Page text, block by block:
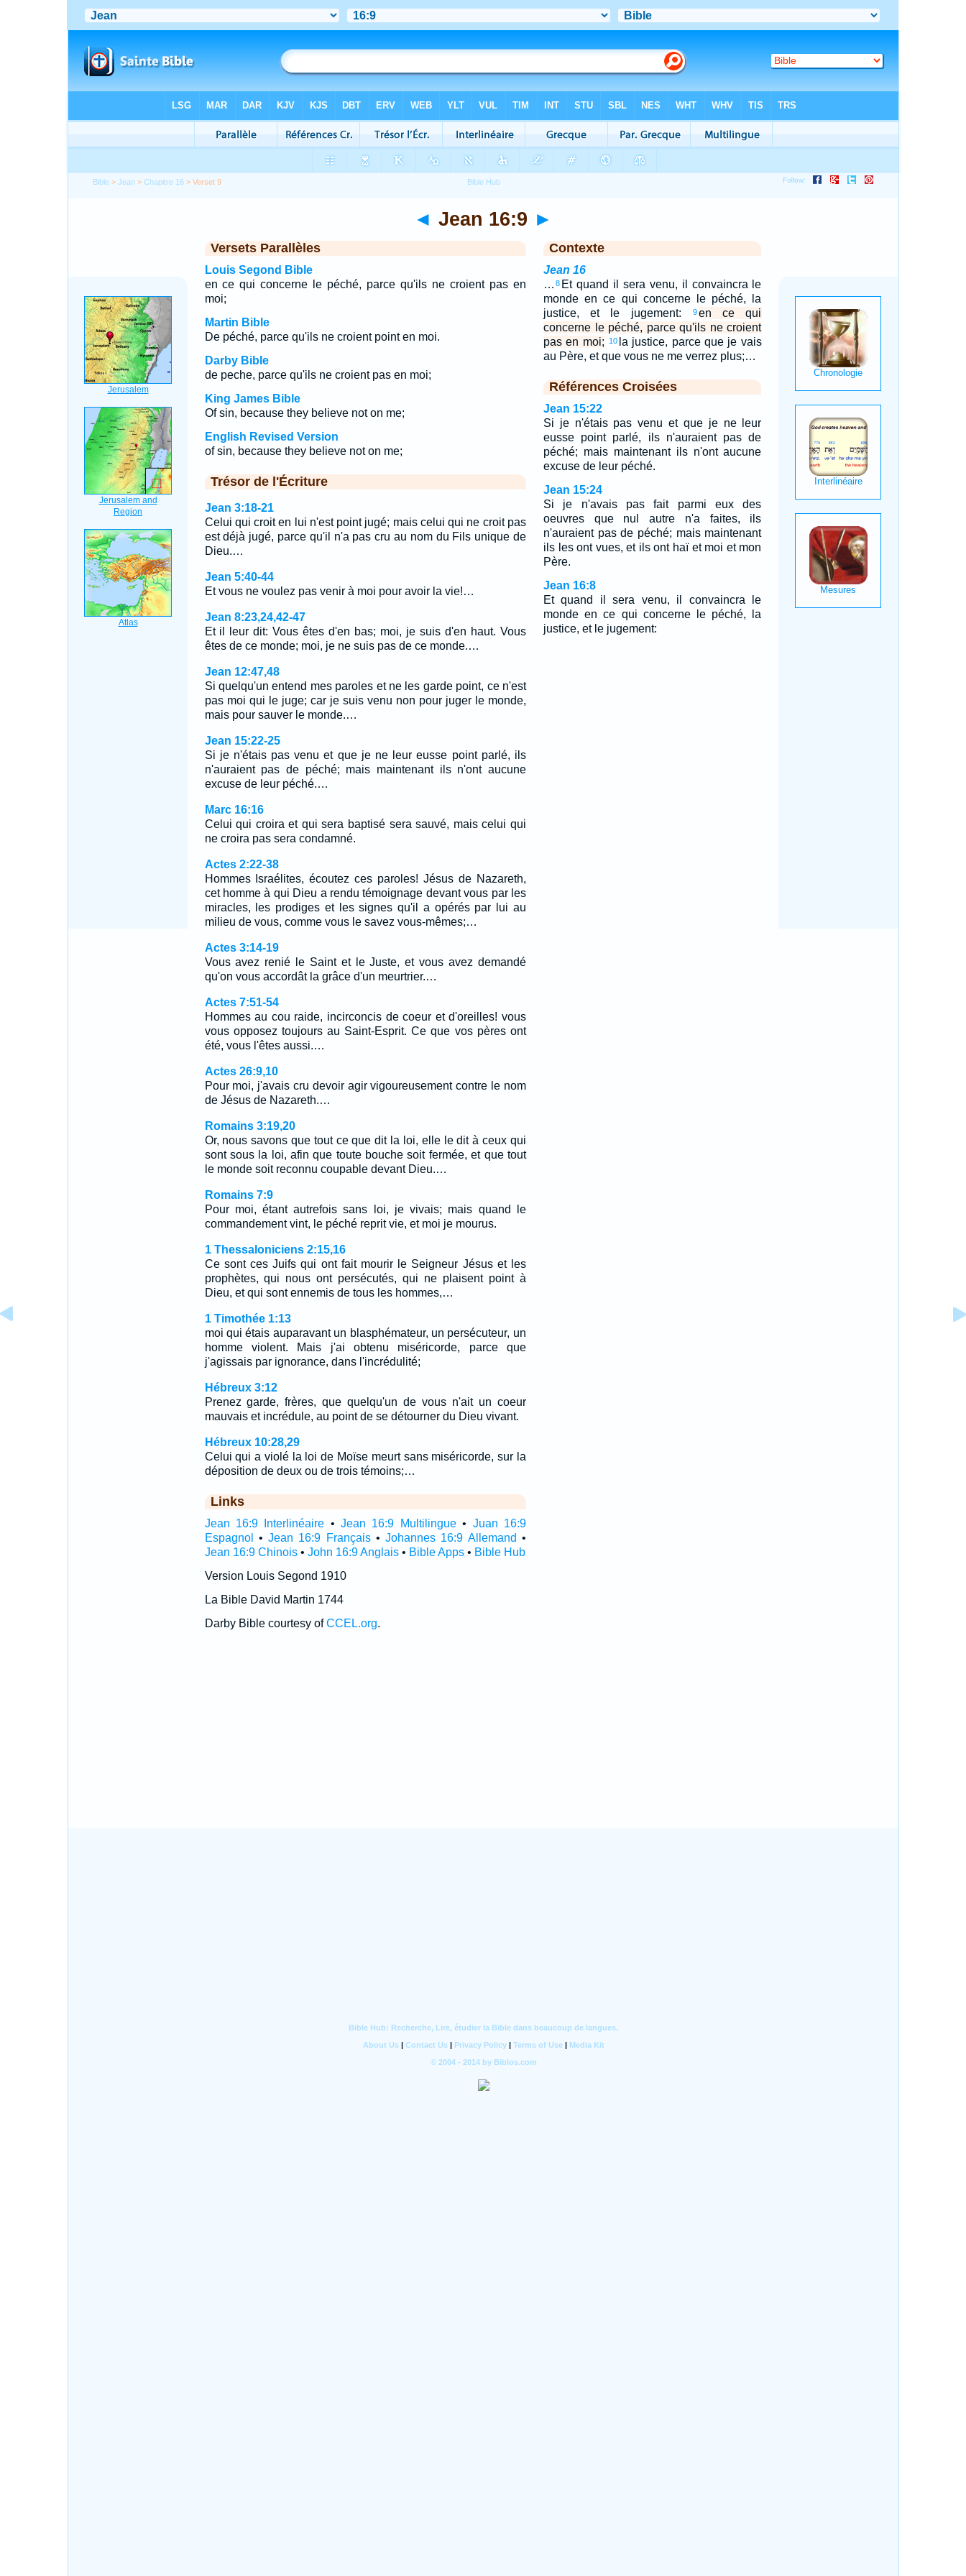
Bible >Jean >Chapitre 16 > Verset 9
◄ Jean 16:9 ►
Versets Parallèles
Louis Segond Bible
en ce qui concerne le péché, parce qu'ils ne croient pas en
moi;
Martin Bible
De péché, parce qu'ils ne croient point en moi.
Darby Bible
de peche, parce qu'ils ne croient pas en moi;
King James Bible
Of sin, because they believe not on me;
English Revised Version
of sin, because they believe not on me;
Trésor de l'Écriture
Jean 3:18-21
Celui qui croit en lui n'est point jugé; mais celui qui ne croit pas
est déjà jugé, parce qu'il n'a pas cru au nom du Fils unique de
Dieu.…
Jean 5:40-44
Et vous ne voulez pas venir à moi pour avoir la vie!…
Jean 8:23,24,42-47
Et il leur dit: Vous êtes d'en bas; moi, je suis d'en haut. Vous
êtes de ce monde; moi, je ne suis pas de ce monde.…
Jean 12:47,48
Si quelqu'un entend mes paroles et ne les garde point, ce n'est
pas moi qui le juge; car je suis venu non pour juger le monde,
mais pour sauver le monde.…
Jean 15:22-25
Si je n'étais pas venu et que je ne leur eusse point parlé, ils
n'auraient pas de péché; mais maintenant ils n'ont aucune
excuse de leur péché.…
Marc 16:16
Celui qui croira et qui sera baptisé sera sauvé, mais celui qui
ne croira pas sera condamné.
Actes 2:22-38
Hommes Israélites, écoutez ces paroles! Jésus de Nazareth,
cet homme à qui Dieu a rendu témoignage devant vous par les
miracles, les prodiges et les signes qu'il a opérés par lui au
milieu de vous, comme vous le savez vous-mêmes;…
Actes 3:14-19
Vous avez renié le Saint et le Juste, et vous avez demandé
qu'on vous accordât la grâce d'un meurtrier.…
Actes 7:51-54
Hommes au cou raide, incirconcis de coeur et d'oreilles! vous
vous opposez toujours au Saint-Esprit. Ce que vos pères ont
été, vous l'êtes aussi.…
Actes 26:9,10
Pour moi, j'avais cru devoir agir vigoureusement contre le nom
de Jésus de Nazareth.…
Romains 3:19,20
Or, nous savons que tout ce que dit la loi, elle le dit à ceux qui
sont sous la loi, afin que toute bouche soit fermée, et que tout
le monde soit reconnu coupable devant Dieu.…
Romains 7:9
Pour moi, étant autrefois sans loi, je vivais; mais quand le
commandement vint, le péché reprit vie, et moi je mourus.
1 Thessaloniciens 2:15,16
Ce sont ces Juifs qui ont fait mourir le Seigneur Jésus et les
prophètes, qui nous ont persécutés, qui ne plaisent point à
Dieu, et qui sont ennemis de tous les hommes,…
1 Timothée 1:13
moi qui étais auparavant un blasphémateur, un persécuteur, un
homme violent. Mais j'ai obtenu miséricorde, parce que
j'agissais par ignorance, dans l'incrédulité;
Hébreux 3:12
Prenez garde, frères, que quelqu'un de vous n'ait un coeur
mauvais et incrédule, au point de se détourner du Dieu vivant.
Hébreux 10:28,29
Celui qui a violé la loi de Moïse meurt sans miséricorde, sur la
déposition de deux ou de trois témoins;…
Links
Jean 16:9 Interlinéaire •Jean 16:9 Multilingue• Juan 16:9
Espagnol
•Jean 16:9 Français•Johannes 16:9 Allemand •
Jean 16:9 Chinois• John 16:9 Anglais• Bible Apps• Bible Hub
Version Louis Segond 1910
La Bible David Martin 1744
Darby Bible courtesy ofCCEL.org.
Contexte
Jean 16
… 8 Et quand il sera venu, il convaincra le
monde en ce qui concerne le péché, la
justice, et le jugement:
9en ce qui
concerne le péché, parce qu'ils ne croient
pas en moi;
10 la justice, parce que je vais
au Père, et que vous ne me verrez plus;…
Références Croisées
Jean 15:22
Si je n'étais pas venu et que je ne leur
eusse point parlé, ils n'auraient pas de
péché; mais maintenant ils n'ont aucune
excuse de leur péché.
Jean 15:24
Si je n'avais pas fait parmi eux des
oeuvres que nul autre n'a faites, ils
n'auraient pas de péché; mais maintenant
ils les ont vues, et ils ont haï et moi et mon
Père.
Jean 16:8
Et quand il sera venu, il convaincra le
monde en ce qui concerne le péché, la
justice, et le jugement: